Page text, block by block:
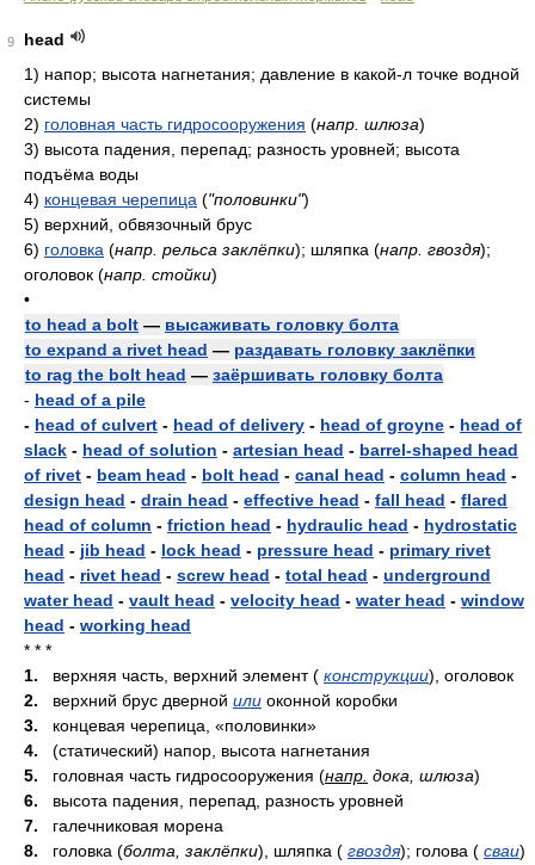
9
head
1) напор; высота нагнетания; давление в какой-л точке водной
системы
2) головная часть гидросооружения (напр. шлюза)
3) высота падения, перепад; разность уровней; высота
подъёма воды
4) концевая черепица ("половинки")
5) верхний, обвязочный брус
6) головка (напр. рельса заклёпки); шляпка (напр. гвоздя);
оголовок (напр. стойки)
•
to head a bolt — высаживать головку болта
to expand a rivet head — раздавать головку заклёпки
to rag the bolt head — заёршивать головку болта
- head of a pile
- head of culvert - head of delivery - head of groyne - head of
slack - head of solution - artesian head - barrel-shaped head
of rivet - beam head - bolt head - canal head - column head -
design head - drain head - effective head - fall head - flared
head of column - friction head - hydraulic head - hydrostatic
head - jib head - lock head - pressure head - primary rivet
head - rivet head - screw head - total head - underground
water head - vault head - velocity head - water head - window
head - working head
* * *
1. верхняя часть, верхний элемент ( конструкции), оголовок
2. верхний брус дверной или оконной коробки
3. концевая черепица, «половинки»
4. (статический) напор, высота нагнетания
5. головная часть гидросооружения (напр. дока, шлюза)
6. высота падения, перепад, разность уровней
7. галечниковая морена
8. головка (болта, заклёпки), шляпка ( гвоздя); голова ( сваи)